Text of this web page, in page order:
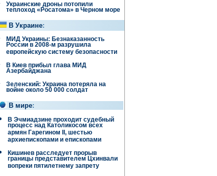
Украинские дроны потопили
теплоход «Росатома» в Черном море
В Украине:
МИД Украины: Безнаказанность
России в 2008-м разрушила
европейскую систему безопасности
В Киев прибыл глава МИД
Азербайджана
Зеленский: Украина потеряла на
войне около 50 000 солдат
В мире:
В Эчмиадзине проходит судебный
процесс над Католикосом всех
армян Гарегином II, шестью
архиепископами и епископами
Кишинев расследует прорыв
границы представителем Цхинвали
вопреки пятилетнему запрету